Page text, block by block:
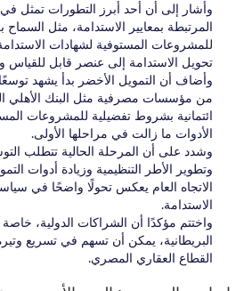
وأشار إلى أن أحد أبرز التطورات تمثل في
المرتبطة بمعايير الاستدامة، مثل السماح
للمشروعات المستوفية لشهادات
تحويل الاستدامة إلى عنصر قابل للقياس
وأضاف أن التمويل الأخضر بدأ يشهد
من مؤسسات مصرفية مثل البنك الأهلي
ائتمانية بشروط تفضيلية للمشروعات
الأدوات ما زالت في مراحلها الأولى.
وشدد على أن المرحلة الحالية تتطلب
وتطوير الأطر التنظيمية وزيادة أدوات
الاتجاه العام يعكس تحولًا واضحًا في
الاستدامة.
واختتم مؤكدًا أن الشراكات الدولية،
البريطانية، يمكن أن تسهم في تسريع
القطاع العقاري المصري.